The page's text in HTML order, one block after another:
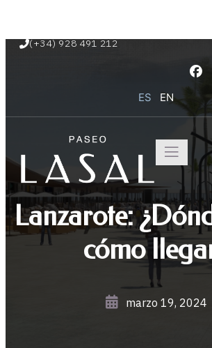
(+34) 928 491 212
ES EN
Lanzarote:
cómo
marzo 19, 2024